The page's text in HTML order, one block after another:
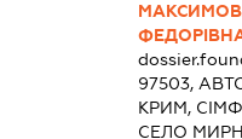
97503,
КРИМ,
СЕЛО